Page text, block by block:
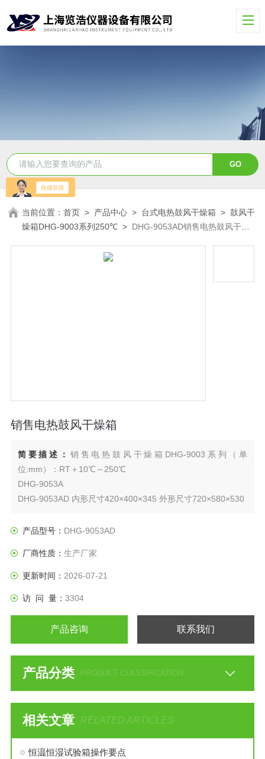
当前位置：首页 > 产品中心 > 台式电热鼓风干燥箱 >鼓风干
燥箱DHG-9003系列250℃ > DHG-9053AD销售电热鼓风干燥
销售电热鼓风干燥箱
简要描述： 销售电热鼓风干燥箱DHG-9003系列（单
位:mm）：RT＋10℃～250℃
DHG-9053A
DHG-9053AD 内形尺寸420×400×345 外形尺寸720×580×530
产品型号： DHG-9053AD
厂商性质： 生产厂家
更新时间： 2026-07-21
访 问 量： 3304
产品咨询 联系我们
产品分类 PRODUCT CLASSIFICATION
相关文章 RELATED ARTICLES
恒温恒湿试验箱操作要点